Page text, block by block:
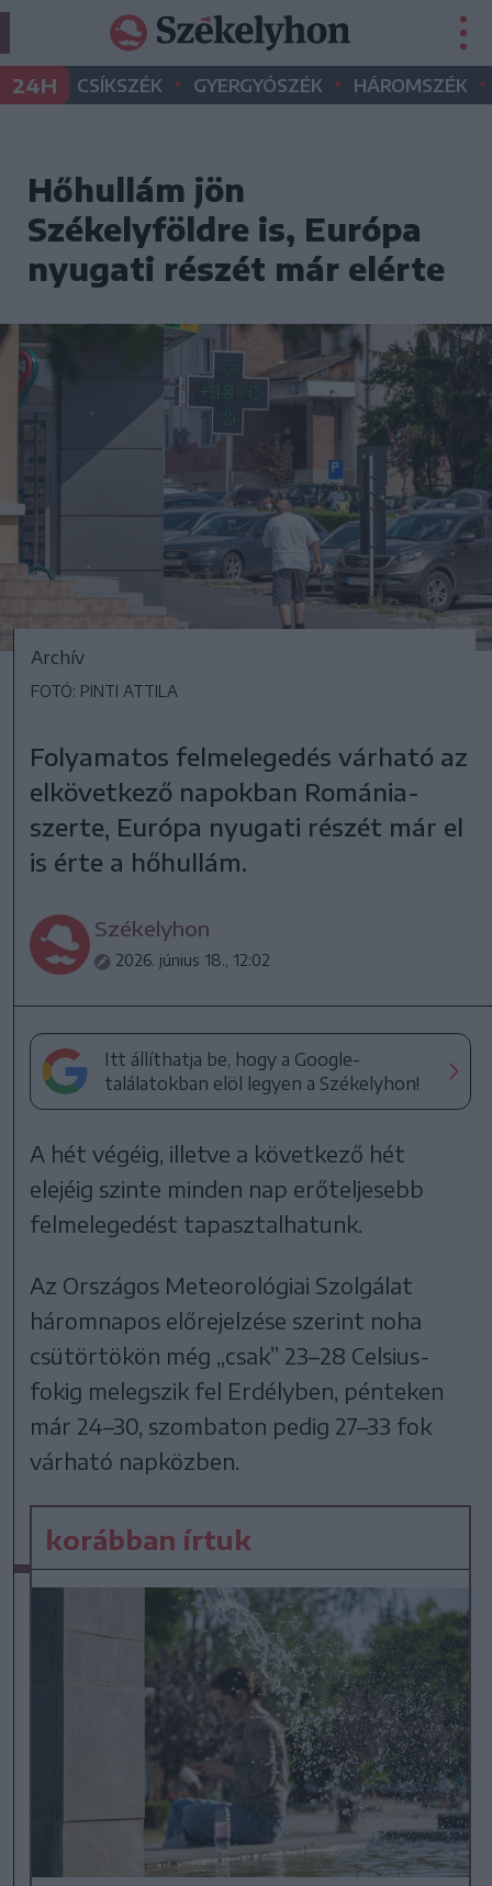
24H CSÍKSZÉK • GYERGYÓSZÉK • HÁROMSZÉK •
Hőhullám jön
Székelyföldre is, Európa
nyugati részét már elérte
Archív
FOTÓ: PINTI ATTILA
Folyamatos felmelegedés várható az
elkövetkező napokban Románia-
szerte, Európa nyugati részét már el
is érte a hőhullám.
Székelyhon
2026. június 18., 12:02
Itt állíthatja be, hogy a Google-
találatokban elöl legyen a Székelyhon!
A hét végéig, illetve a következő hét
elejéig szinte minden nap erőteljesebb
felmelegedést tapasztalhatunk.
Az Országos Meteorológiai Szolgálat
háromnapos előrejelzése szerint noha
csütörtökön még „csak” 23–28 Celsius-
fokig melegszik fel Erdélyben, pénteken
már 24–30, szombaton pedig 27–33 fok
várható napközben.
korábban írtuk